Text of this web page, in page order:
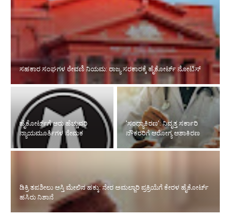
ಹೈಕೋರ್ಟ್‌ಗೆ ಆರು ಹೆಚ್ಚುವರಿ ನ್ಯಾಯಮೂರ್ತಿಗಳ ನೇಮಕ
'ಸಂಧ್ಯಾಕಿರಣ': ನಿವೃತ್ತ ಸರ್ಕಾರಿ
ನೌಕರರಿಗೆ ಆರೋಗ್ಯ ಆಶಾಕಿರಣ
ಡಿಕ್ರಿ ತಪಶೀಲು ಆಸ್ತಿ ಮೇಲಿನ ಹಕ್ಕು: ನೇರ
ಅಮಲ್ಜಾರಿ ಪ್ರಕ್ರಿಯೆಗೆ ಕೇರಳ ಹೈಕೋರ್ಟ್
ಹಸಿರು ನಿಶಾನೆ
ರಸ್ತೆ ರಂಪಾಟ ಪ್ರಕರಣದ ಎಫೆಕ್ಟ್‌: ಮಾಲೂರು ಜಡ್ಜ್‌ಗೆ ವರ್ಗಾವಣೆ